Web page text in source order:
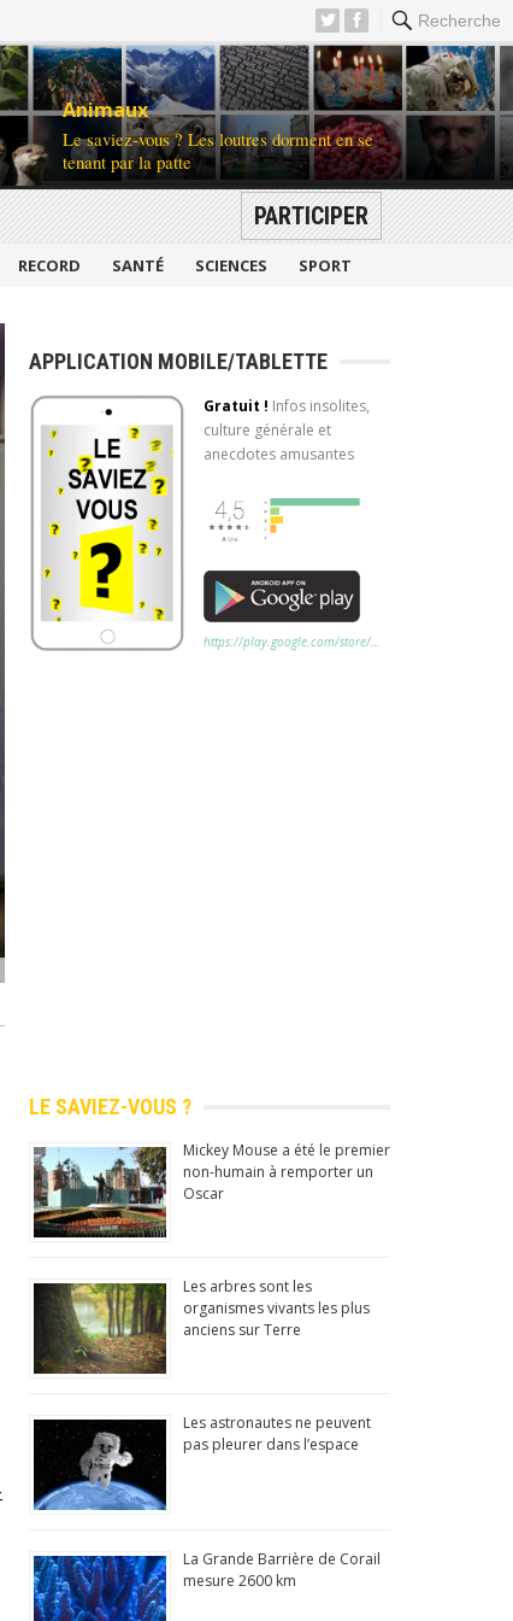
Recherche
Animaux
Le saviez-vous ? Les loutres dorment en se
tenant par la patte
PARTICIPER
RECORD SANTÉ SCIENCES SPORT
APPLICATION MOBILE/TABLETTE
Gratuit ! Infos insolites,
culture générale et
anecdotes amusantes
https://play.google.com/store/…
LE SAVIEZ-VOUS ?
Mickey Mouse a été le premier
non-humain à remporter un
Oscar
Les arbres sont les
organismes vivants les plus
anciens sur Terre
Les astronautes ne peuvent
pas pleurer dans l’espace
La Grande Barrière de Corail
mesure 2600 km